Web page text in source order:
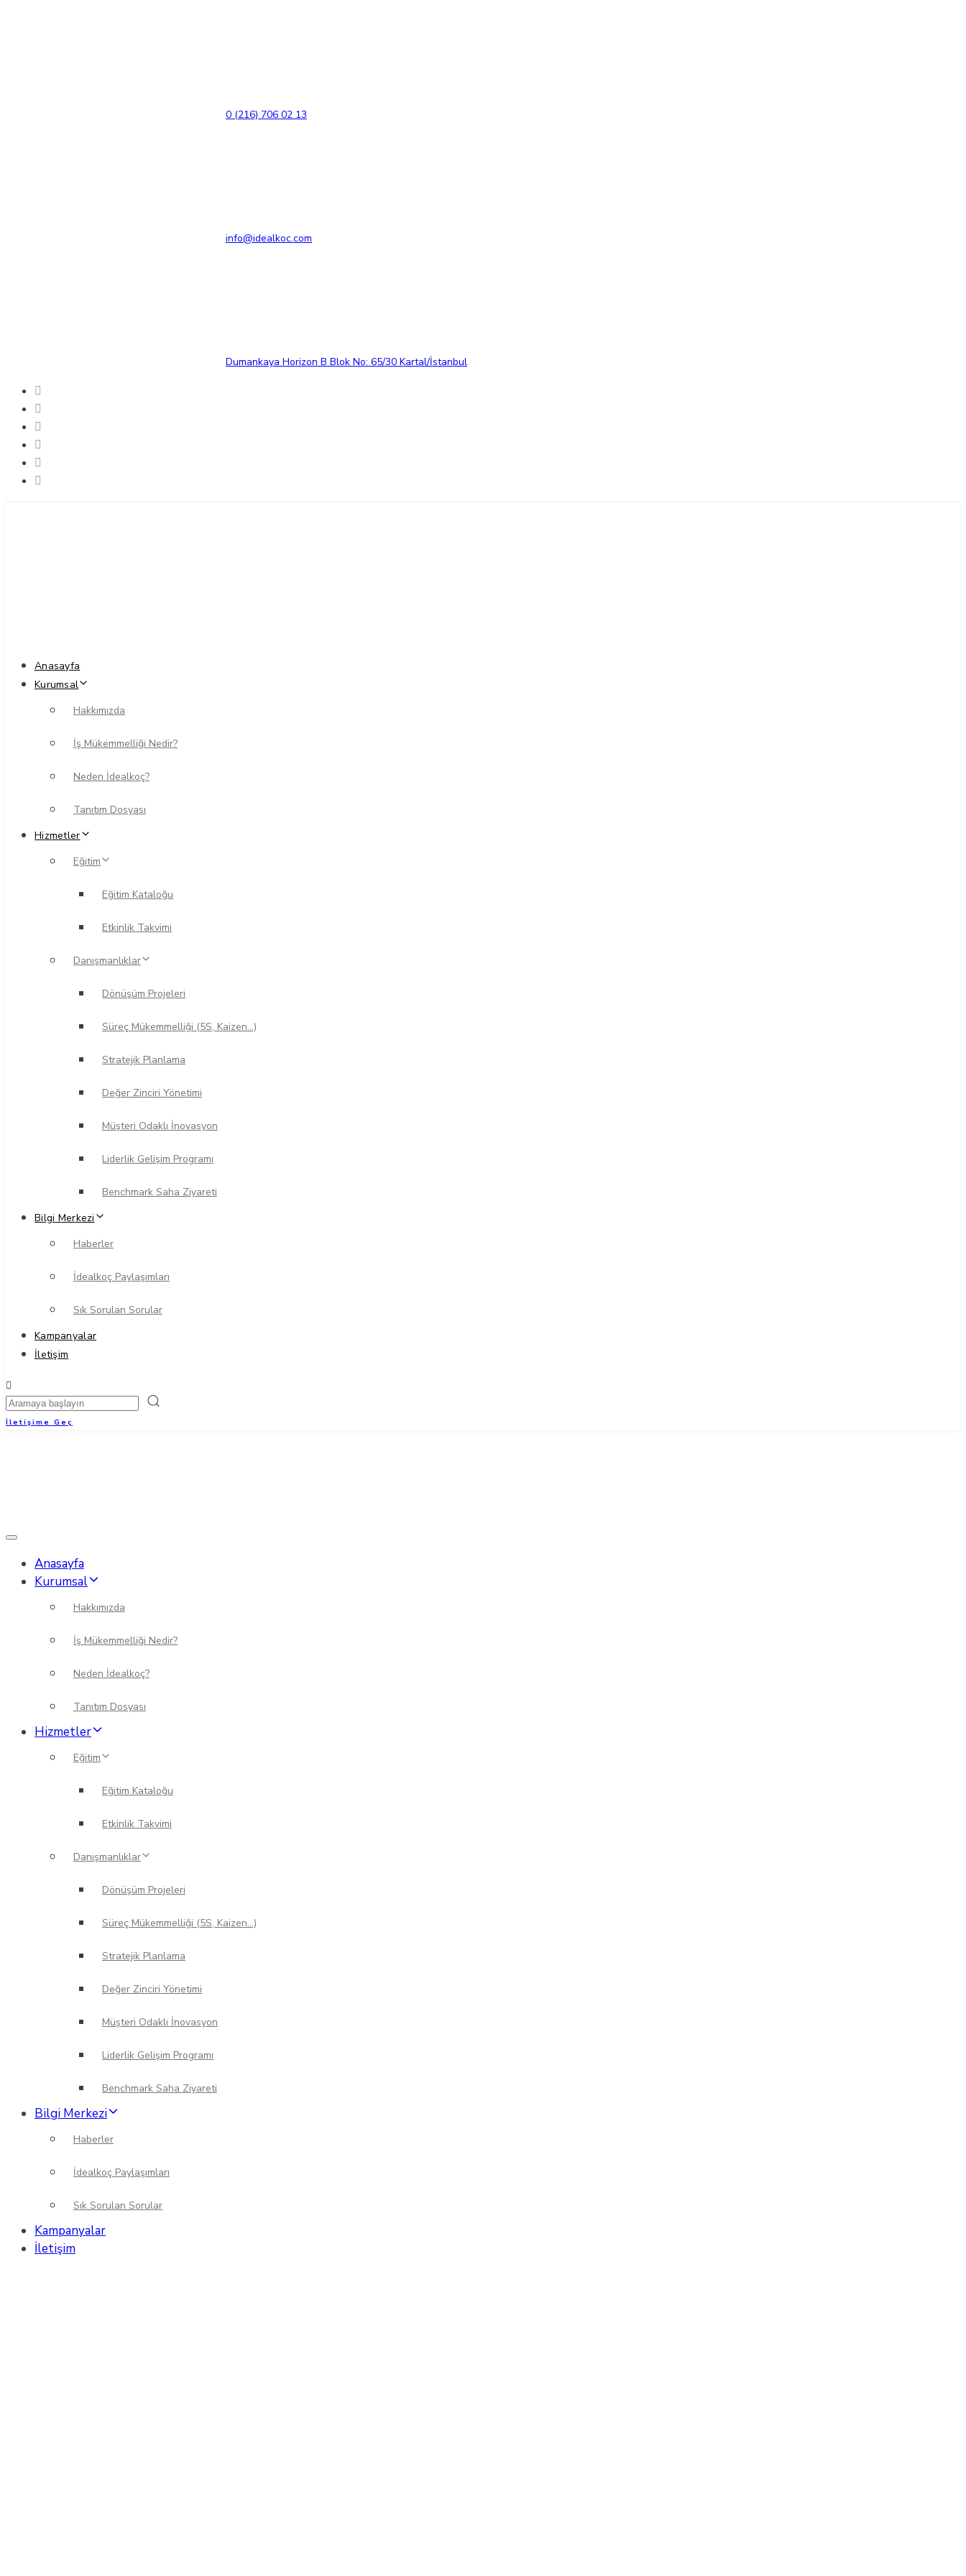
0 (216) 706 02 13
info@idealkoc.com
Dumankaya Horizon B Blok No: 65/30 Kartal/İstanbul
Anasayfa
Kurumsal
Hakkımızda
İş Mükemmelliği Nedir?
Neden İdealkoç?
Tanıtım Dosyası
Hizmetler
Eğitim
Eğitim Kataloğu
Etkinlik Takvimi
Danışmanlıklar
Dönüşüm Projeleri
Süreç Mükemmelliği (5S, Kaizen…)
Stratejik Planlama
Değer Zinciri Yönetimi
Müşteri Odaklı İnovasyon
Liderlik Gelişim Programı
Benchmark Saha Ziyareti
Bilgi Merkezi
Haberler
İdealkoç Paylaşımları
Sık Sorulan Sorular
Kampanyalar
İletişim
İletişime Geç
Toggle
Anasayfa
Kurumsal
Hakkımızda
İş Mükemmelliği Nedir?
Neden İdealkoç?
Tanıtım Dosyası
Hizmetler
Eğitim
Eğitim Kataloğu
Etkinlik Takvimi
Danışmanlıklar
Dönüşüm Projeleri
Süreç Mükemmelliği (5S, Kaizen…)
Stratejik Planlama
Değer Zinciri Yönetimi
Müşteri Odaklı İnovasyon
Liderlik Gelişim Programı
Benchmark Saha Ziyareti
Bilgi Merkezi
Haberler
İdealkoç Paylaşımları
Sık Sorulan Sorular
Kampanyalar
İletişim